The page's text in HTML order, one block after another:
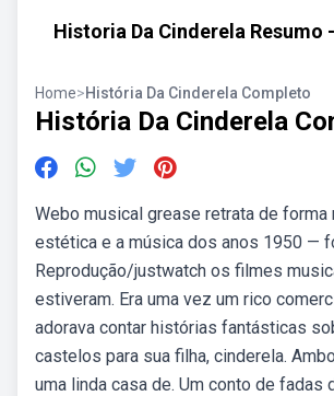
Historia Da Cinderela Resumo -
Home>História Da Cinderela Completo
História Da Cinderela
Webo musical grease retrata de forma
estética e a música dos anos 1950 —
Reprodução/justwatch os filmes
estiveram. Era uma vez um rico
adorava contar histórias fantásticas
castelos para sua filha, cinderela.
uma linda casa de. Um conto de fadas